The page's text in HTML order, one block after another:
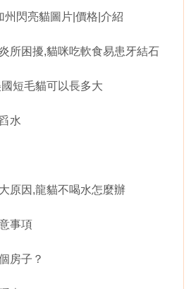
州閃亮貓圖片|價格|介紹
所困擾,貓咪吃軟食易患牙結石
短毛貓可以長多大
水
原因,龍貓不喝水怎麼辦
事項
房子？